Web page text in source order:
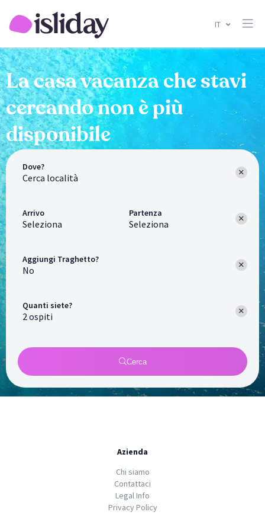
IT
La casa vacanza che stavi
cercando non è più
disponibile
Dove?
Arrivo
Seleziona
Partenza
Seleziona
Quanti siete?
Aggiungi Traghetto?
No
Cerca
Azienda
Chi siamo
Contattaci
Legal Info
Privacy Policy